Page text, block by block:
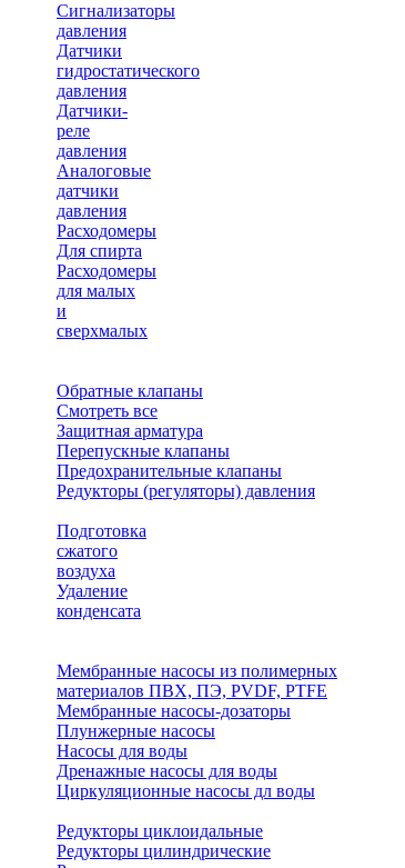
Сигнализаторы
давления
Датчики
гидростатического
давления
Датчики-
реле
давления
Аналоговые
датчики
давления
Расходомеры
Для спирта
Расходомеры
для малых
и
сверхмалых
Обратные клапаны
Смотреть все
Защитная арматура
Перепускные клапаны
Предохранительные клапаны
Редукторы (регуляторы) давления
Подготовка
сжатого
воздуха
Удаление
конденсата
Мембранные насосы из полимерных
материалов ПВХ, ПЭ, PVDF, PTFE
Мембранные насосы-дозаторы
Плунжерные насосы
Насосы для воды
Дренажные насосы для воды
Циркуляционные насосы дл воды
Редукторы циклоидальные
Редукторы цилиндрические